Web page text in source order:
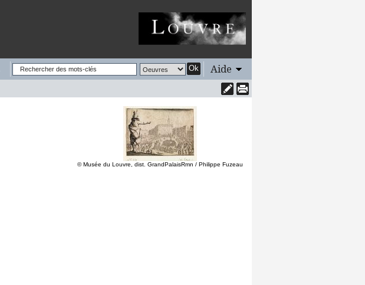
Ok Aide
© Musée du Louvre, dist. GrandPalaisRmn / Philippe Fuzeau